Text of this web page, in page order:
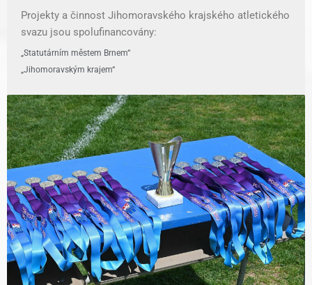
Projekty a činnost Jihomoravského krajského atletického
svazu jsou spolufinancovány:
„Statutárním městem Brnem“
„Jihomoravským krajem“